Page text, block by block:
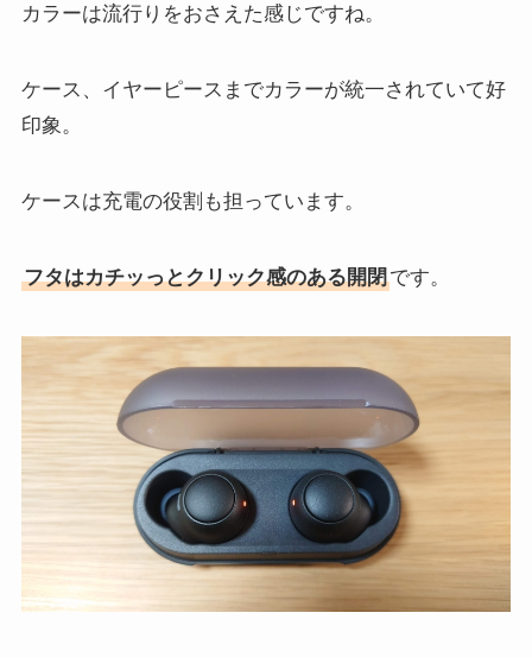
カラーは流行りをおさえた感じですね。
ケース、イヤーピースまでカラーが統一されていて好
印象。
ケースは充電の役割も担っています。
フタはカチッっとクリック感のある開閉です。